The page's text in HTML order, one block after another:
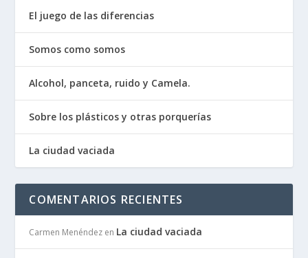
El juego de las diferencias
Somos como somos
Alcohol, panceta, ruido y Camela.
Sobre los plásticos y otras porquerías
La ciudad vaciada
COMENTARIOS RECIENTES
Carmen Menéndez en La ciudad vaciada